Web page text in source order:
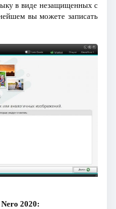
в виде незащищенных с
вы можете записать
2020: